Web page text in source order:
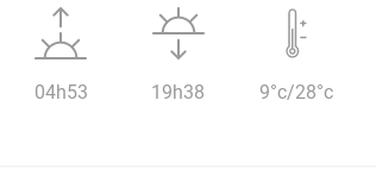
04h53 19h38 9°c/28°c